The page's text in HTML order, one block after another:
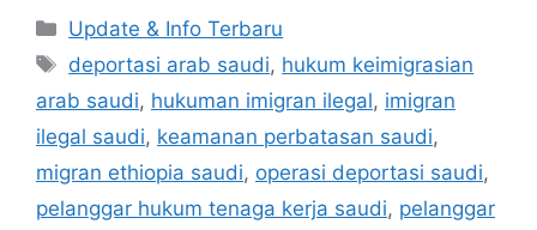
Categories
Update & Info Terbaru
Tags
deportasi arab saudi, hukum keimigrasian
arab saudi, hukuman imigran ilegal, imigran
ilegal saudi, keamanan perbatasan saudi,
migran ethiopia saudi, operasi deportasi saudi,
pelanggar hukum tenaga kerja saudi, pelanggar